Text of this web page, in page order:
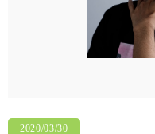
2020/03/30